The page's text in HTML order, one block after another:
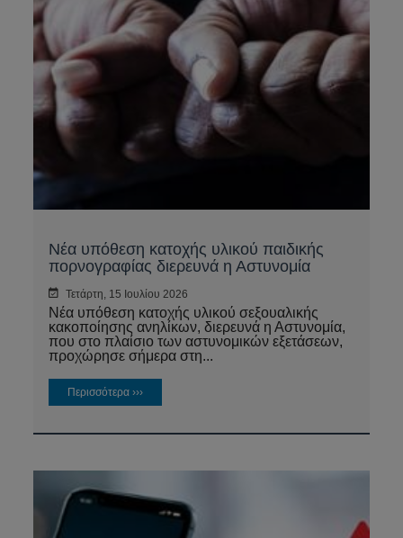
Νέα υπόθεση κατοχής υλικού παιδικής
πορνογραφίας διερευνά η Αστυνομία
Τετάρτη, 15 Ιουλίου 2026
Νέα υπόθεση κατοχής υλικού σεξουαλικής
κακοποίησης ανηλίκων, διερευνά η Αστυνομία,
που στο πλαίσιο των αστυνομικών εξετάσεων,
προχώρησε σήμερα στη...
Περισσότερα ›››